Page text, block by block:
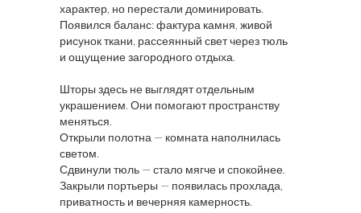
характер, но перестали доминировать.
Появился баланс: фактура камня, живой
рисунок ткани, рассеянный свет через тюль
и ощущение загородного отдыха.
Шторы здесь не выглядят отдельным
украшением. Они помогают пространству
меняться.
Открыли полотна — комната наполнилась
светом.
Сдвинули тюль — стало мягче и спокойнее.
Закрыли портьеры — появилась прохлада,
приватность и вечерняя камерность.